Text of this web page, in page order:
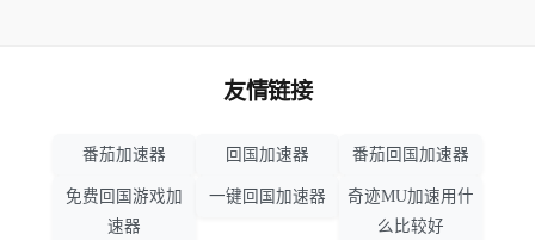
友情链接
番茄加速器 回国加速器 番茄回国加速器
免费回国游戏加
速器
一键回国加速器
奇迹MU加速用什
么比较好